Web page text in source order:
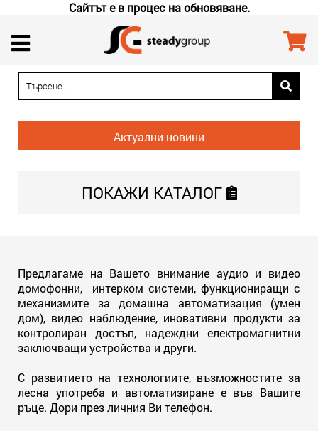
Сайтът е в процес на обновяване.
Актуални новини
ПОКАЖИ КАТАЛОГ
Предлагаме на Вашето внимание аудио и видео
домофонни, интерком системи, функциониращи с
механизмите за домашна автоматизация (умен
дом), видео наблюдение, иновативни продукти за
контролиран достъп, надеждни електромагнитни
заключващи устройства и други.
С развитието на технологиите, възможностите за
лесна употреба и автоматизиране е във Вашите
ръце. Дори през личния Ви телефон.